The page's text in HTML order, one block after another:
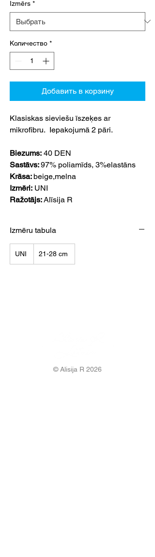
Izmērs *
Количество *
Добавить в корзину
Klasiskas sieviešu īszeķes ar
mikrofibru. Iepakojumā 2 pāri.
Biezums: 40 DEN
Sastāvs:97% poliamīds, 3%elastāns
Krāsa: beige,melna
Izmēri: UNI
Ražotājs:Alīsija R
Izmēru tabula
UNI 21-28 cm
© Alisija R 2026